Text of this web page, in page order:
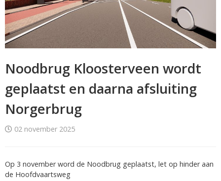
Noodbrug Kloosterveen wordt
geplaatst en daarna afsluiting
Norgerbrug
02 november 2025
Op 3 november word de Noodbrug geplaatst, let op hinder aan
de Hoofdvaartsweg